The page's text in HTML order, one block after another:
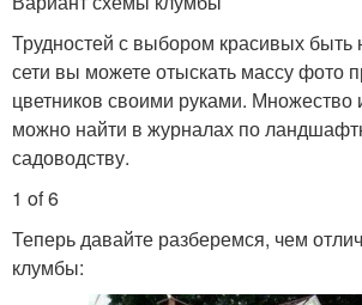
Трудностей с выбором красивых быть
сети вы можете отыскать массу фото
цветников своими руками. Множество
можно найти в журналах по
садоводству.
1 of 6
Теперь давайте разберемся, чем
клумбы: